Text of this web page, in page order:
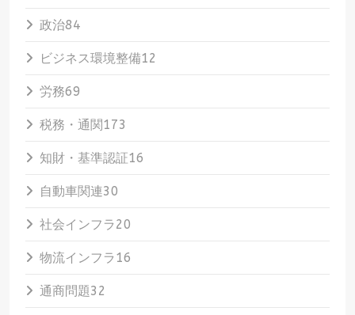
政治84
ビジネス環境整備12
労務69
税務・通関173
知財・基準認証16
自動車関連30
社会インフラ20
物流インフラ16
通商問題32